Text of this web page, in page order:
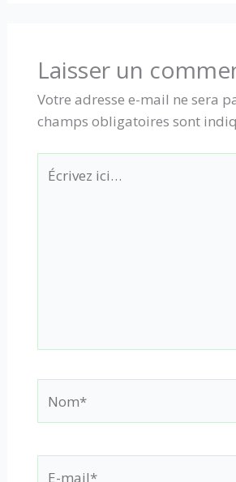
Laisser un
Votre adresse e-mail ne sera
champs obligatoires sont
Écrivez
ici…